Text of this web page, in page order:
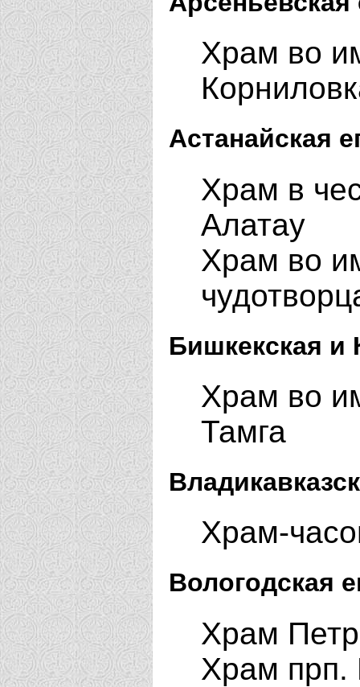
Храм во
Астанайская
Храм в
Алатау
Храм во
Бишкекская и
Храм во
Тамга
Храм-
Вологодская
Храм
Храм прп.